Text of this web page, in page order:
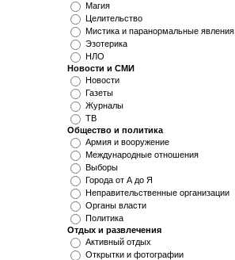
Магия
Целительство
Мистика и паранормальные явления
Эзотерика
НЛО
Новости и СМИ
Новости
Газеты
Журналы
ТВ
Общество и политика
Армия и вооружение
Международные отношения
Выборы
Города от А до Я
Неправительственные организации
Органы власти
Политика
Отдых и развлечения
Активный отдых
Открытки и фотографии